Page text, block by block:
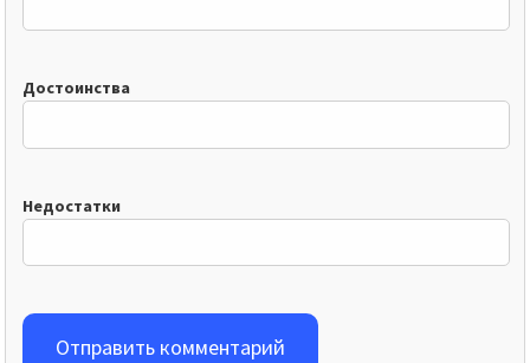
Достоинства
Недостатки
Отправить комментарий